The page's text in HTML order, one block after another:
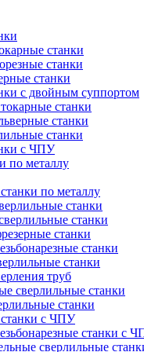
станки
станки
станки
с двойным суппортом
станки
станки
станки
с ЧПУ
по металлу
по металлу
станки
станки
станки
станки
станки
труб
сверлильные станки
станки
с ЧПУ
станки с
сверлильные